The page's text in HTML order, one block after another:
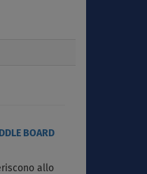
BOARD
allo